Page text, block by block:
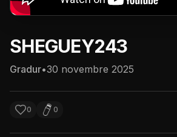
SHEGUEY243
Gradur•30 novembre 2025
0 0